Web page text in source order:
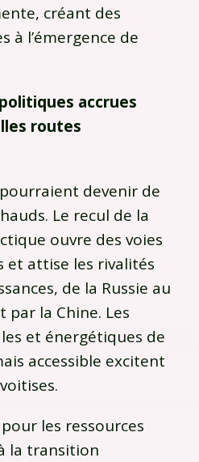
créant des
à l’émergence de
accrues
routes
devenir de
Le recul de la
ouvre des voies
et attise les rivalités
de la Russie au
par la Chine. Les
et énergétiques de
accessible excitent
les ressources
la transition